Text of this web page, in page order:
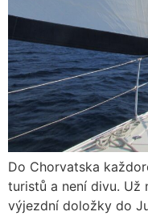
Do Chorvatska
turistů a není divu. Už
výjezdní doložky do